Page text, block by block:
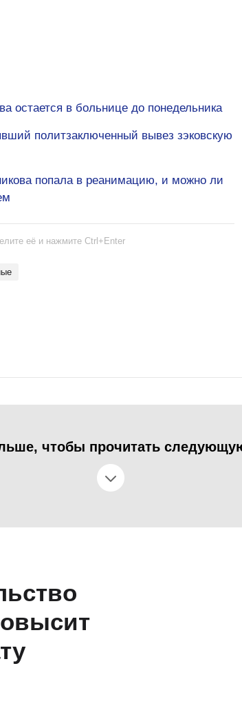
остается в больнице до понедельника
политзаключенный вывез зэковскую
попала в реанимацию, и можно ли
её и нажмите Ctrl+Enter
чтобы прочитать